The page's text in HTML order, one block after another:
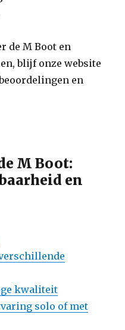
de M Boot en
blijf onze website
en
M Boot:
en
kwaliteit
solo of met